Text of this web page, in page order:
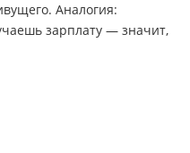
Аналогия:
зарплату — значит,